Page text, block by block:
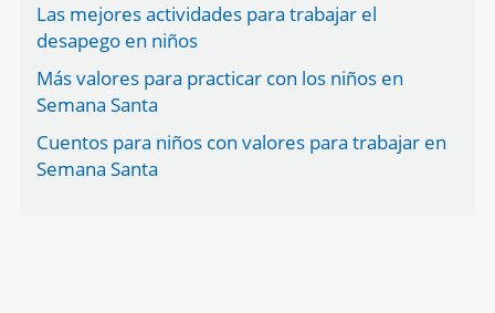
Las mejores actividades para trabajar el
desapego en niños
Más valores para practicar con los niños en
Semana Santa
Cuentos para niños con valores para trabajar en
Semana Santa